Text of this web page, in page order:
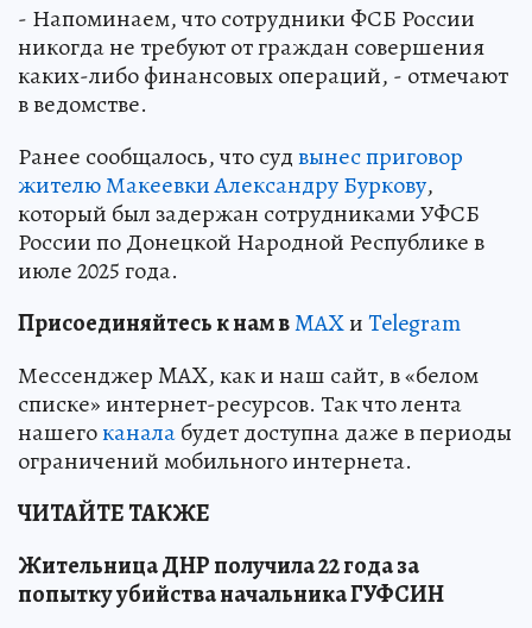
- Напоминаем, что сотрудники ФСБ России
никогда не требуют от граждан совершения
каких-либо финансовых операций, - отмечают
в ведомстве.
Ранее сообщалось, что судвынес приговор
жителю Макеевки Александру Буркову,
который был задержан сотрудниками УФСБ
России по Донецкой Народной Республике в
июле 2025 года.
Присоединяйтесь к нам вMAXиTelegram
Мессенджер MAX, как и наш сайт, в «белом
списке» интернет-ресурсов. Так что лента
нашегоканалабудет доступна даже в периоды
ограничений мобильного интернета.
ЧИТАЙТЕ ТАКЖЕ
Жительница ДНР получила 22 года за
попытку убийства начальника ГУФСИН